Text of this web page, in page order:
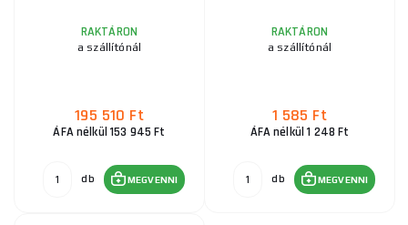
RAKTÁRON
a szállítónál
195 510 Ft
ÁFA nélkül 153 945 Ft
db MEGVENNI
RAKTÁRON
a szállítónál
1 585 Ft
ÁFA nélkül 1 248 Ft
db MEGVENNI